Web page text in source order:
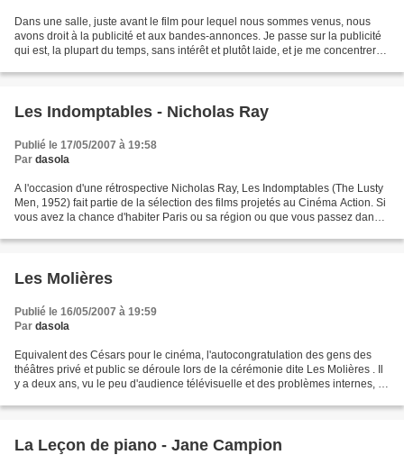
Dans une salle, juste avant le film pour lequel nous sommes venus, nous
avons droit à la publicité et aux bandes-annonces. Je passe sur la publicité
qui est, la plupart du temps, sans intérêt et plutôt laide, et je me concentrerai
Les Indomptables - Nicholas Ray
Publié le 17/05/2007 à 19:58
Par dasola
A l'occasion d'une rétrospective Nicholas Ray, Les Indomptables (The Lusty
Men, 1952) fait partie de la sélection des films projetés au Cinéma Action. Si
vous avez la chance d'habiter Paris ou sa région ou que vous passez dans
Les Molières
Publié le 16/05/2007 à 19:59
Par dasola
Equivalent des Césars pour le cinéma, l'autocongratulation des gens des
théâtres privé et public se déroule lors de la cérémonie dite Les Molières . Il
y a deux ans, vu le peu d'audience télévisuelle et des problèmes internes, la
La Leçon de piano - Jane Campion